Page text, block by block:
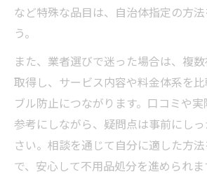
など特殊な品目は、自治体指定の方
う。
また、業者選びで迷った場合は、複
取得し、サービス内容や料金体系を
ブル防止につながります。口コミや
参考にしながら、疑問点は事前にし
さい。相談を通じて自分に適した方
で、安心して不用品処分を進められま